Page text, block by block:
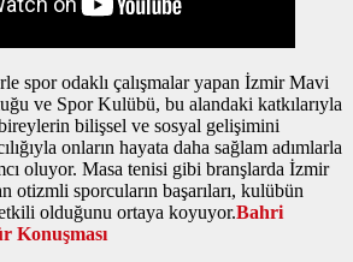
spor odaklı çalışmalar yapan İzmir Mavi
ve Spor Kulübü, bu alandaki katkılarıyla
bilişsel ve sosyal gelişimini
onların hayata daha sağlam adımlarla
oluyor. Masa tenisi gibi branşlarda İzmir
otizmli sporcuların başarıları, kulübün
etkili olduğunu ortaya koyuyor.Bahri
Konuşması